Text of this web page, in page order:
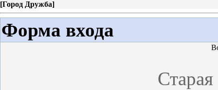
[Город Дружба]
Форма входа